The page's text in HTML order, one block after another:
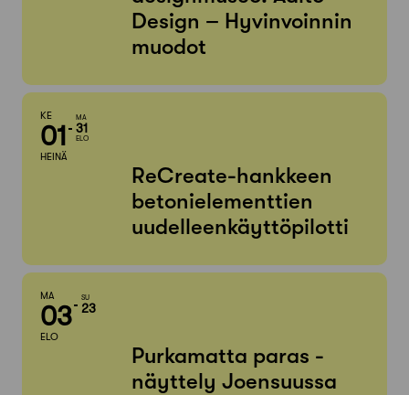
Design – Hyvinvoinnin
muodot
KE
01
HEINÄ
MA
31
ELO
ReCreate-hankkeen
betonielementtien
uudelleenkäyttöpilotti
MA
03
ELO
SU
23
Purkamatta paras -
näyttely Joensuussa